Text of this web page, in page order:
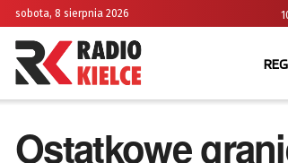
sobota, 8 sierpnia 2026
Ostatkowe